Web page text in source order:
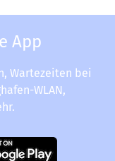
App
Wartezeiten bei
WLAN,